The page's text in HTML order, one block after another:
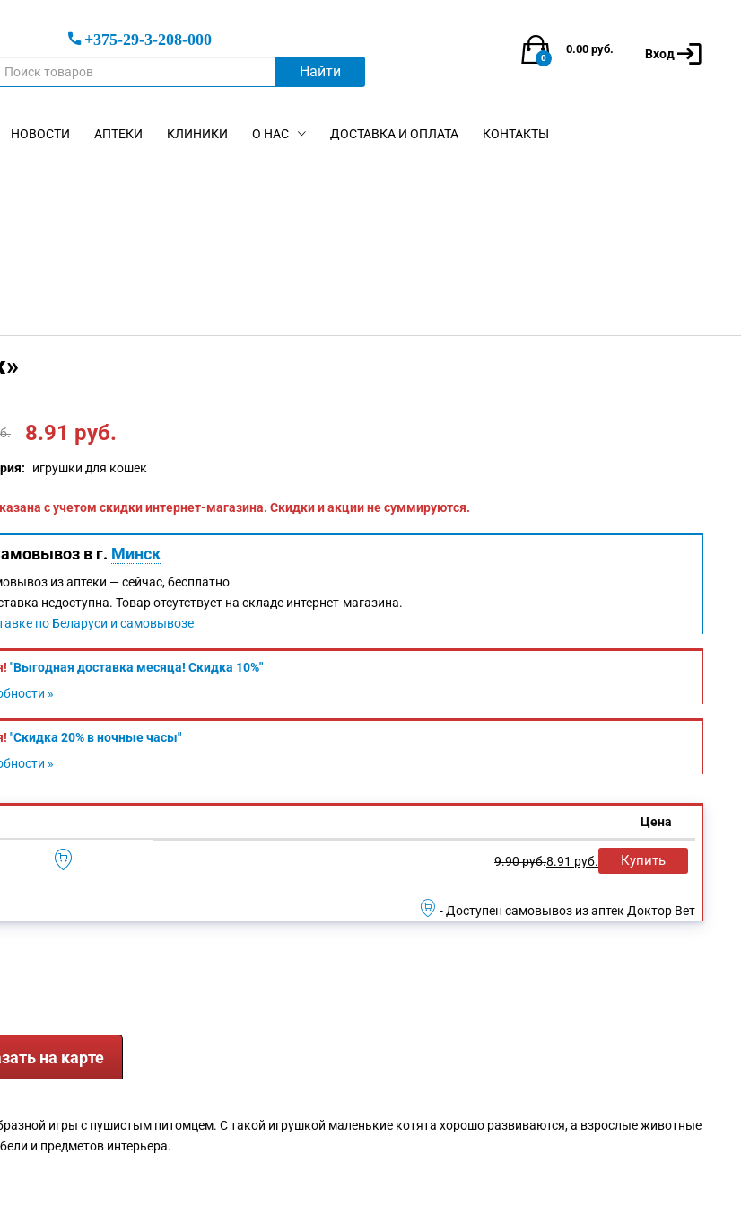
+375-29-3-208-000
Найти
Вход
0
0.00 руб.
НОВОСТИ АПТЕКИ КЛИНИКИ О НАС ДОСТАВКА И ОПЛАТА КОНТАКТЫ
8.91 руб.
игрушки для кошек
с учетом скидки интернет-магазина. Скидки и акции не суммируются.
в г. Минск
из аптеки —сейчас, бесплатно
недоступна. Товар отсутствует на складе интернет-магазина.
по Беларуси и самовывозе
"Выгодная доставка месяца! Скидка 10%"
»
"Скидка 20% в ночные часы"
»
Цена
9.90руб.8.91 руб. Купить
- Доступен самовывоз из аптек Доктор Вет
на карте
игры с пушистым питомцем. С такой игрушкой маленькие котята хорошо развиваются, а взрослые животные
и предметов интерьера.